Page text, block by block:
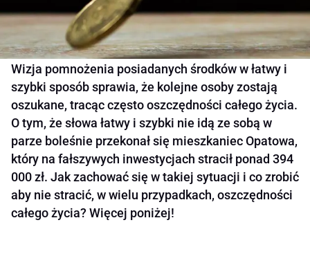
Wizja pomnożenia posiadanych środków w łatwy i
szybki sposób sprawia, że kolejne osoby zostają
oszukane, tracąc często oszczędności całego życia.
O tym, że słowa łatwy i szybki nie idą ze sobą w
parze boleśnie przekonał się mieszkaniec Opatowa,
który na fałszywych inwestycjach stracił ponad 394
000 zł. Jak zachować się w takiej sytuacji i co zrobić
aby nie stracić, w wielu przypadkach, oszczędności
całego życia? Więcej poniżej!